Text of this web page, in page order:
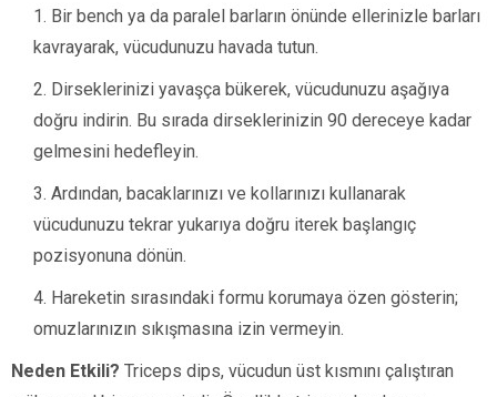
Bir bench ya da paralel barların önünde ellerinizle barları
kavrayarak, vücudunuzu havada tutun.
Dirseklerinizi yavaşça bükerek, vücudunuzu aşağıya
doğru indirin. Bu sırada dirseklerinizin 90 dereceye kadar
gelmesini hedefleyin.
Ardından, bacaklarınızı ve kollarınızı kullanarak
vücudunuzu tekrar yukarıya doğru iterek başlangıç
pozisyonuna dönün.
Hareketin sırasındaki formu korumaya özen gösterin;
omuzlarınızın sıkışmasına izin vermeyin.
Neden Etkili? Triceps dips, vücudun üst kısmını çalıştıran